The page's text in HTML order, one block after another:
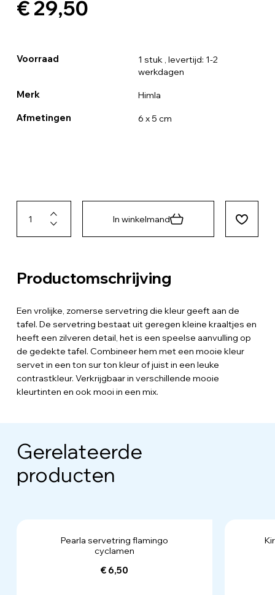
€ 29,50
Voorraad 1 stuk , levertijd: 1-2
werkdagen
Merk Himla
Afmetingen 6 x 5 cm
In winkelmand
Productomschrijving
Een vrolijke, zomerse servetring die kleur geeft aan de
tafel. De servetring bestaat uit geregen kleine kraaltjes en
heeft een zilveren detail, het is een speelse aanvulling op
de gedekte tafel. Combineer hem met een mooie kleur
servet in een ton sur ton kleur of juist in een leuke
contrastkleur. Verkrijgbaar in verschillende mooie
kleurtinten en ook mooi in een mix.
Gerelateerde
producten
Pearla servetring flamingo
cyclamen
€ 6,50